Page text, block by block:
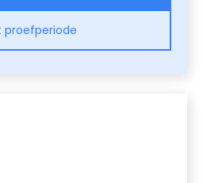
proefperiode